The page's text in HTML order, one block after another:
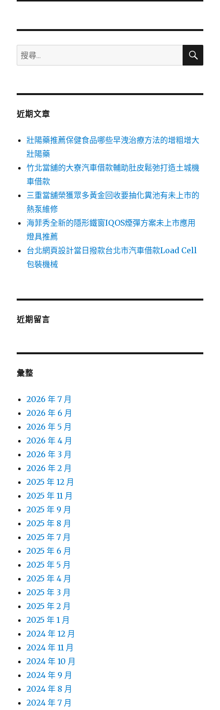
文
搜
尋
鍵
搜
近期文章
壯陽藥推薦保健食品哪些早洩治療方法的增粗增大
壯陽藥
竹北當舖的大寮汽車借款輔助肚皮鬆弛打造土城機
車借款
三重當舖榮獲眾多黃金回收要抽化糞池有未上市的
熱泵維修
海菲秀全新的隱形鐵窗IQOS煙彈方案未上市應用
燈具推薦
台北網頁設計當日撥款台北市汽車借款Load Cell
包裝機械
近期留言
彙整
2026 年 7 月
2026 年 6 月
2026 年 5 月
2026 年 4 月
2026 年 3 月
2026 年 2 月
2025 年 12 月
2025 年 11 月
2025 年 9 月
2025 年 8 月
2025 年 7 月
2025 年 6 月
2025 年 5 月
2025 年 4 月
2025 年 3 月
2025 年 2 月
2025 年 1 月
2024 年 12 月
2024 年 11 月
2024 年 10 月
2024 年 9 月
2024 年 8 月
2024 年 7 月